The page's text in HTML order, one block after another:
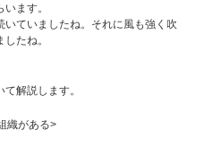
ます。
ていましたね。それに風も強く吹
たね。
解説します。
織がある>